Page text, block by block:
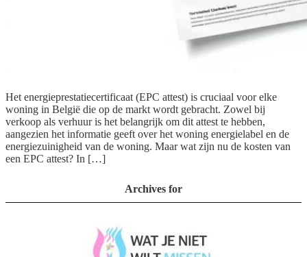
Het energieprestatiecertificaat (EPC attest) is cruciaal voor elke
woning in België die op de markt wordt gebracht. Zowel bij
verkoop als verhuur is het belangrijk om dit attest te hebben,
aangezien het informatie geeft over het woning energielabel en de
energiezuinigheid van de woning. Maar wat zijn nu de kosten van
een EPC attest? In […]
Archives for